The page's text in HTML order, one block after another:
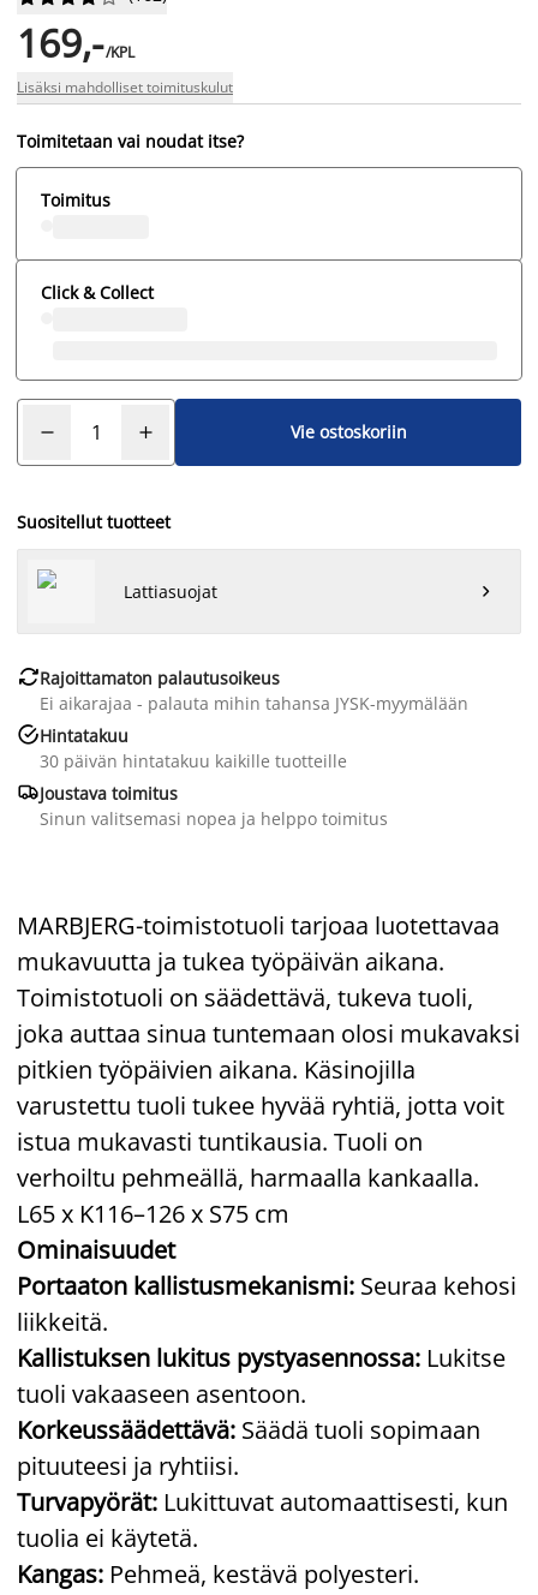
169,-/KPL
Lisäksi mahdolliset toimituskulut
Toimitetaan vai noudat itse?
Toimitus
Click & Collect
Vie ostoskoriin
Suositellut tuotteet
Lattiasuojat 
Rajoittamaton palautusoikeus
Ei aikarajaa - palauta mihin tahansa JYSK-myymälään
Hintatakuu
30 päivän hintatakuu kaikille tuotteille
Joustava toimitus
Sinun valitsemasi nopea ja helppo toimitus
MARBJERG-toimistotuoli tarjoaa luotettavaa
mukavuutta ja tukea työpäivän aikana.
Toimistotuoli on säädettävä, tukeva tuoli,
joka auttaa sinua tuntemaan olosi mukavaksi
pitkien työpäivien aikana. Käsinojilla
varustettu tuoli tukee hyvää ryhtiä, jotta voit
istua mukavasti tuntikausia. Tuoli on
verhoiltu pehmeällä, harmaalla kankaalla.
L65 x K116–126 x S75 cm
Ominaisuudet
Portaaton kallistusmekanismi: Seuraa kehosi
liikkeitä.
Kallistuksen lukitus pystyasennossa: Lukitse
tuoli vakaaseen asentoon.
Korkeussäädettävä: Säädä tuoli sopimaan
pituuteesi ja ryhtiisi.
Turvapyörät: Lukittuvat automaattisesti, kun
tuolia ei käytetä.
Kangas: Pehmeä, kestävä polyesteri.